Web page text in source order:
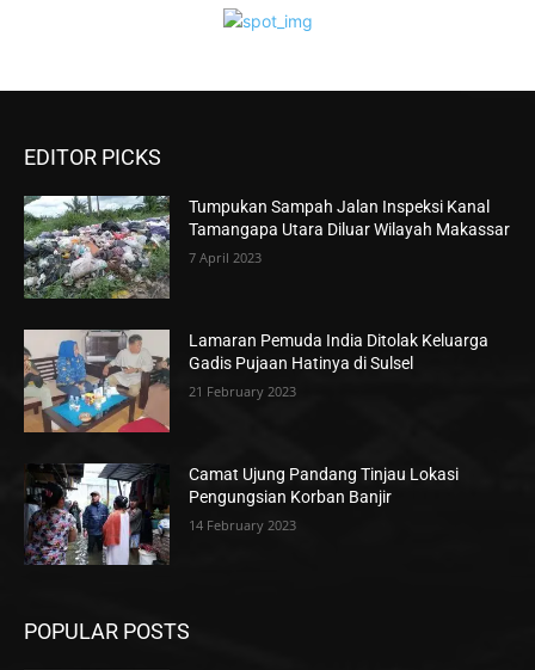
EDITOR PICKS
Tumpukan Sampah Jalan Inspeksi Kanal
Tamangapa Utara Diluar Wilayah Makassar
7 April 2023
Lamaran Pemuda India Ditolak Keluarga
Gadis Pujaan Hatinya di Sulsel
21 February 2023
Camat Ujung Pandang Tinjau Lokasi
Pengungsian Korban Banjir
14 February 2023
POPULAR POSTS